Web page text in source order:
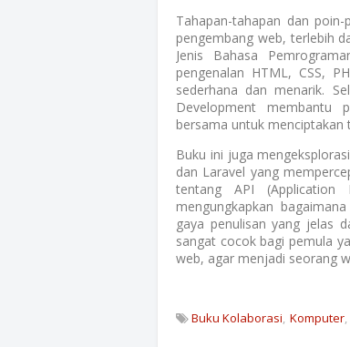
Tahapan-tahapan dan
pengembang web, terlebih
Jenis Bahasa
pengenalan HTML, CSS,
sederhana dan menarik.
Development membantu
bersama untuk menciptakan
Buku ini juga
dan Laravel yang
tentang API (Application
mengungkapkan
gaya penulisan yang jelas
sangat cocok bagi pemula
web, agar menjadi seorang
Buku Kolaborasi Komputer